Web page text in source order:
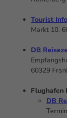
Tourist
Markt 10,
DB
60329
Flughafen
DB